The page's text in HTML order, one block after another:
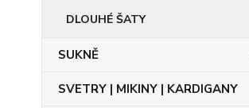
DLOUHÉ ŠATY
SUKNĚ
SVETRY | MIKINY | KARDIGANY